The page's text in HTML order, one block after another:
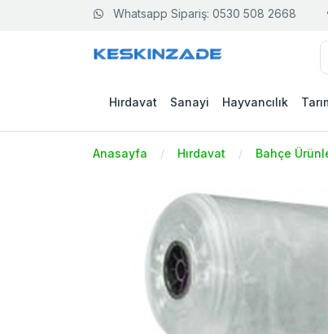
Whatsapp Sipariş: 0530 508 2668
Hırdavat Sanayi Hayvancılık
Anasayfa Hırdavat Bahçe